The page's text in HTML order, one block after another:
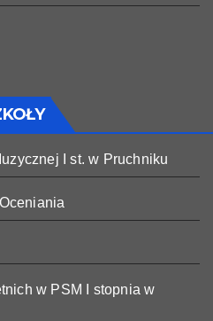
I st. w Pruchniku
w PSM I stopnia w